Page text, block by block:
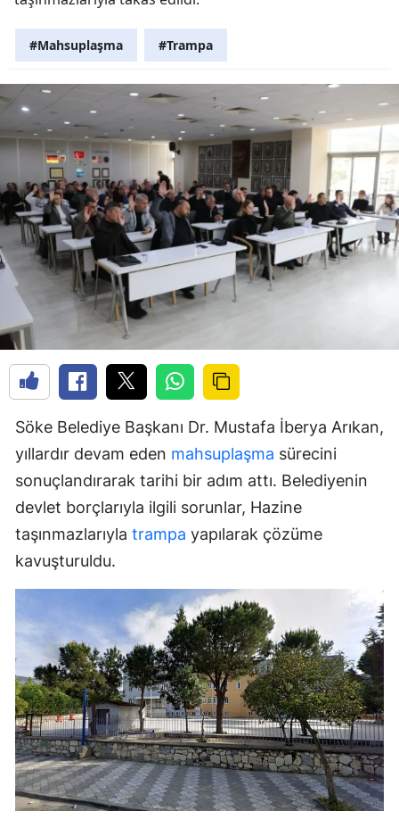
#Mahsuplaşma #Trampa
Söke Belediye Başkanı Dr. Mustafa İberya Arıkan,
yıllardır devam eden mahsuplaşma sürecini
sonuçlandırarak tarihi bir adım attı. Belediyenin
devlet borçlarıyla ilgili sorunlar, Hazine
taşınmazlarıyla trampa yapılarak çözüme
kavuşturuldu.